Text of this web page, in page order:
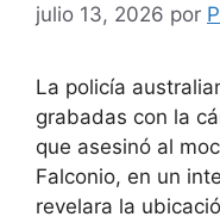
julio 13, 2026 por
La policía
grabadas con la
que asesinó al
Falconio, en un
revelara la